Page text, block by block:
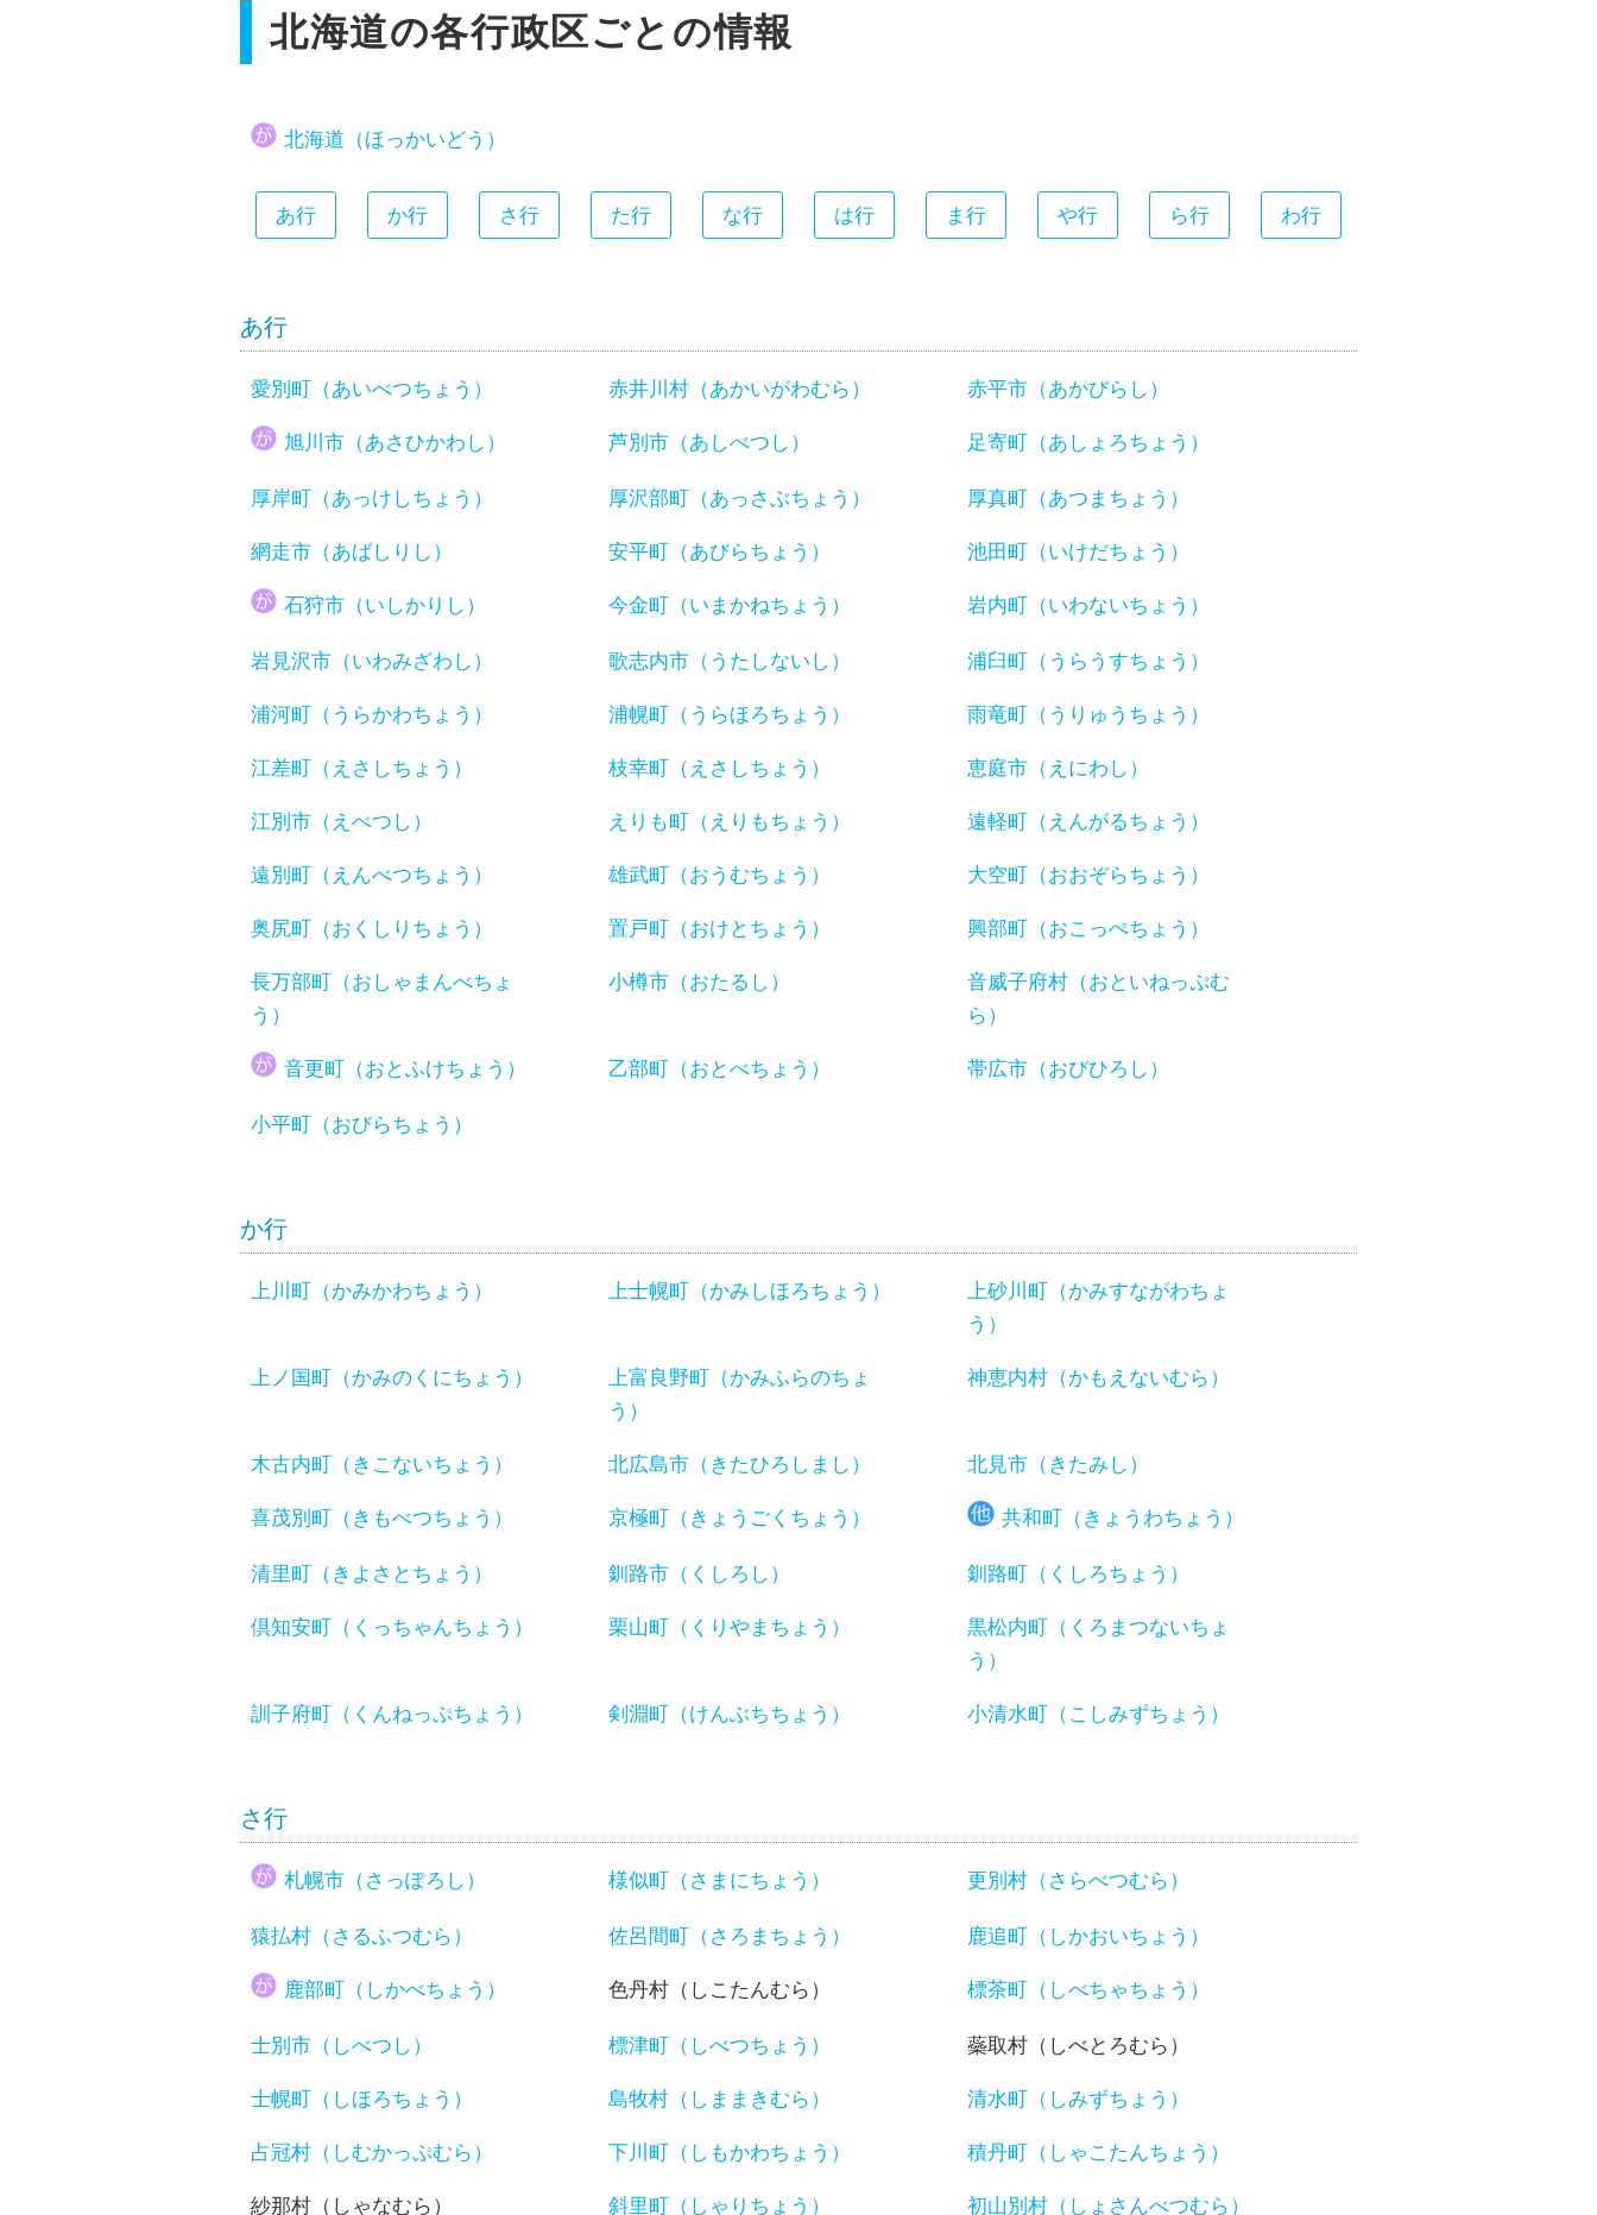
三重県
長崎県
宮崎県
鹿児島県
沖縄県
北海道の各行政区ごとの情報
北海道（ほっかいどう）
あ行 か行 さ行 た行 な行 は行 ま行 や行 ら行 わ行
あ行
愛別町（あいべつちょう） 赤井川村（あかいがわむら） 赤平市（あかびらし）
旭川市（あさひかわし） 芦別市（あしべつし） 足寄町（あしょろちょう）
厚岸町（あっけしちょう） 厚沢部町（あっさぶちょう） 厚真町（あつまちょう）
網走市（あばしりし） 安平町（あびらちょう） 池田町（いけだちょう）
石狩市（いしかりし） 今金町（いまかねちょう） 岩内町（いわないちょう）
岩見沢市（いわみざわし） 歌志内市（うたしないし） 浦臼町（うらうすちょう）
浦河町（うらかわちょう） 浦幌町（うらほろちょう） 雨竜町（うりゅうちょう）
江差町（えさしちょう） 枝幸町（えさしちょう） 恵庭市（えにわし）
江別市（えべつし） えりも町（えりもちょう） 遠軽町（えんがるちょう）
遠別町（えんべつちょう） 雄武町（おうむちょう） 大空町（おおぞらちょう）
奥尻町（おくしりちょう） 置戸町（おけとちょう） 興部町（おこっぺちょう）
長万部町（おしゃまんべちょ
う）
小樽市（おたるし）
音威子府村（おといねっぷむ
ら）
音更町（おとふけちょう） 乙部町（おとべちょう） 帯広市（おびひろし）
小平町（おびらちょう）
か行
上川町（かみかわちょう） 上士幌町（かみしほろちょう）
上砂川町（かみすながわちょ
う）
上ノ国町（かみのくにちょう）
上富良野町（かみふらのちょ
う）
神恵内村（かもえないむら）
木古内町（きこないちょう） 北広島市（きたひろしまし） 北見市（きたみし）
喜茂別町（きもべつちょう） 京極町（きょうごくちょう） 共和町（きょうわちょう）
清里町（きよさとちょう） 釧路市（くしろし） 釧路町（くしろちょう）
倶知安町（くっちゃんちょう） 栗山町（くりやまちょう）
黒松内町（くろまつないちょ
う）
訓子府町（くんねっぷちょう） 剣淵町（けんぶちちょう） 小清水町（こしみずちょう）
さ行
札幌市（さっぽろし） 様似町（さまにちょう） 更別村（さらべつむら）
猿払村（さるふつむら） 佐呂間町（さろまちょう） 鹿追町（しかおいちょう）
鹿部町（しかべちょう） 色丹村（しこたんむら） 標茶町（しべちゃちょう）
士別市（しべつし） 標津町（しべつちょう） 蘂取村（しべとろむら）
士幌町（しほろちょう） 島牧村（しままきむら） 清水町（しみずちょう）
占冠村（しむかっぷむら） 下川町（しもかわちょう） 積丹町（しゃこたんちょう）
紗那村（しゃなむら） 斜里町（しゃりちょう） 初山別村（しょさんべつむら）